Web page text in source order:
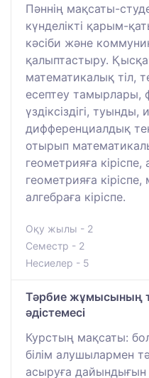
Пәннің мақсаты-
күнделікті қарым-
кәсіби және
қалыптастыру.
математикалық тіл,
есептеу тамырлары,
үздіксіздігі, туынды,
дифференциалдық
отырып
геометрияға
геометрияға кіріспе,
алгебраға кіріспе.
Оқу жылы - 2
Семестр - 2
Несиелер - 5
Тәрбие жұмысының
әдістемесі
Курстың мақсаты:
білім алушылармен
асыруға дайындығын